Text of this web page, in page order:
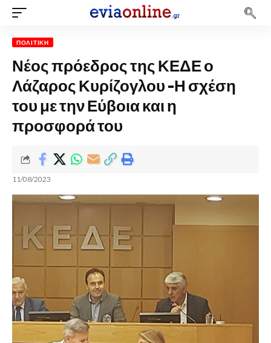
ΠΟΛΙΤΙΚΉ
Νέος πρόεδρος της ΚΕΔΕ ο
Λάζαρος Κυρίζογλου -Η σχέση
του με την Εύβοια και η
προσφορά του
11/08/2023